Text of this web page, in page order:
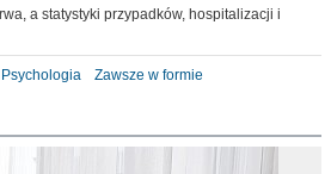
a statystyki przypadków, hospitalizacji i
Psychologia Zawsze w formie